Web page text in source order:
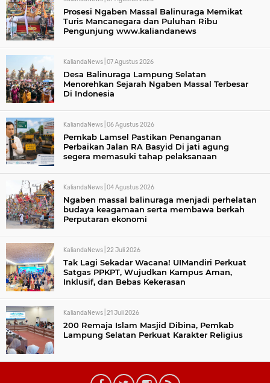
Prosesi Ngaben Massal Balinuraga Memikat
Turis Mancanegara dan Puluhan Ribu
Pengunjung www.kaliandanews
KaliandaNews | 07 Agustus 2026
Desa Balinuraga Lampung Selatan
Menorehkan Sejarah Ngaben Massal Terbesar
Di Indonesia
KaliandaNews | 06 Agustus 2026
Pemkab Lamsel Pastikan Penanganan
Perbaikan Jalan RA Basyid Di jati agung
segera memasuki tahap pelaksanaan
KaliandaNews | 04 Agustus 2026
Ngaben massal balinuraga menjadi perhelatan
budaya keagamaan serta membawa berkah
Perputaran ekonomi
KaliandaNews | 22 Juli 2026
Tak Lagi Sekadar Wacana! UIMandiri Perkuat
Satgas PPKPT, Wujudkan Kampus Aman,
Inklusif, dan Bebas Kekerasan
KaliandaNews | 21 Juli 2026
200 Remaja Islam Masjid Dibina, Pemkab
Lampung Selatan Perkuat Karakter Religius